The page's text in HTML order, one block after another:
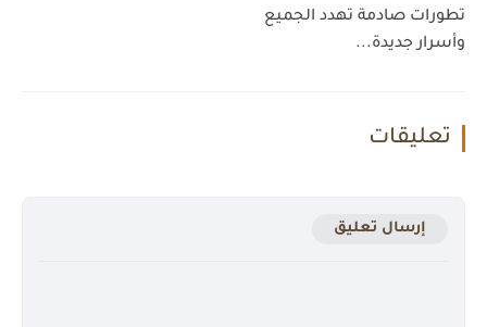
تطورات صادمة تهدد الجميع
وأسرار جديدة...
تعليقات
إرسال تعليق